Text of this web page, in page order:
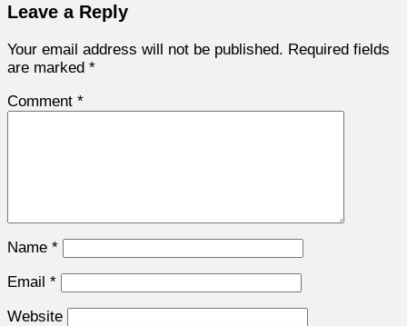
Leave a Reply
Your email address will not be published. Required fields
are marked *
Comment *
Name *
Email *
Website